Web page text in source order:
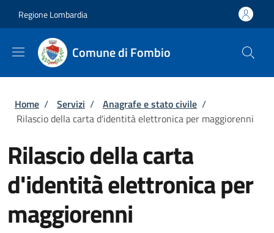
Regione Lombardia
Comune di Fombio
Briciole di pane
Home / Servizi / Anagrafe e stato civile /
Rilascio della carta d'identità elettronica per maggiorenni
Rilascio della carta
d'identità elettronica per
maggiorenni